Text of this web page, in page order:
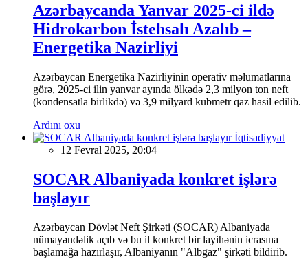
Azərbaycanda Yanvar 2025-ci ildə
Hidrokarbon İstehsalı Azalıb –
Energetika Nazirliyi
Azərbaycan Energetika Nazirliyinin operativ məlumatlarına
görə, 2025-ci ilin yanvar ayında ölkədə 2,3 milyon ton neft
(kondensatla birlikdə) və 3,9 milyard kubmetr qaz hasil edilib.
Ardını oxu
İqtisadiyyat
12 Fevral 2025, 20:04
SOCAR Albaniyada konkret işlərə
başlayır
Azərbaycan Dövlət Neft Şirkəti (SOCAR) Albaniyada
nümayəndəlik açıb və bu il konkret bir layihənin icrasına
başlamağa hazırlaşır, Albaniyanın "Albgaz" şirkəti bildirib.